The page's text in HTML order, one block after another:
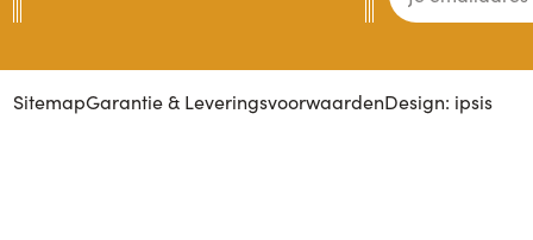
SitemapGarantie & LeveringsvoorwaardenDesign: ipsis